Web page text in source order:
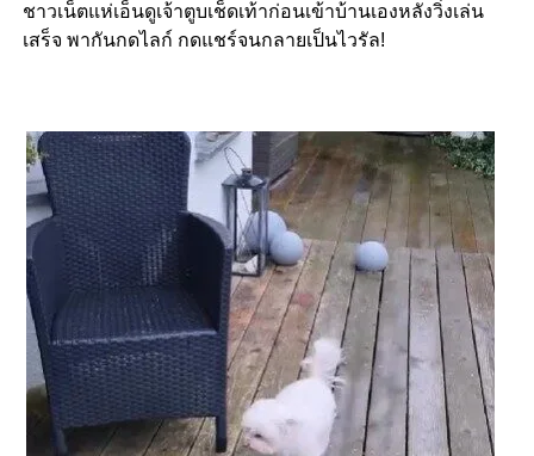
ชาวเน็ตแห่เอ็นดูเจ้าตูบเช็ดเท้าก่อนเข้าบ้านเองหลังวิ่งเล่น
เสร็จ พากันกดไลก์ กดแชร์จนกลายเป็นไวรัล!